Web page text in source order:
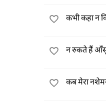
कभी कहा न
न रुकते हैं
कब मेरा